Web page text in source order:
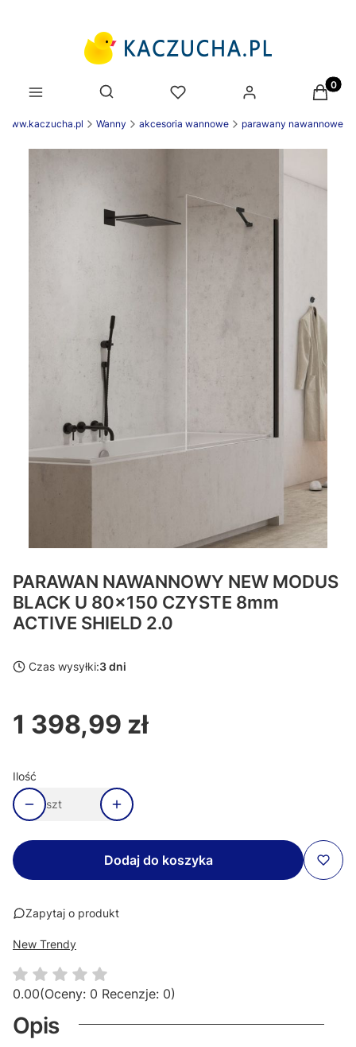
Otwórz wyszukiwarkę
www.kaczucha.pl Wanny akcesoria wannowe parawany nawannowe
PARAWAN NAWANNOWY NEW MODUS
BLACK U 80x150 CZYSTE 8mm
ACTIVE SHIELD 2.0
Czas wysyłki:3 dni
Cena
1 398,99 zł
Ilość
szt
Dodaj do koszyka
Zapytaj o produkt
New Trendy
0.00(Oceny: 0 Recenzje: 0)
Opis